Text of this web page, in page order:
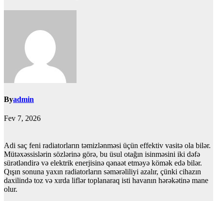
Byadmin
Fev 7, 2026
Adi saç feni radiatorların təmizlənməsi üçün effektiv vasitə ola bilər.
Mütəxəssislərin sözlərinə görə, bu üsul otağın isinməsini iki dəfə
sürətləndirə və elektrik enerjisinə qənaət etməyə kömək edə bilər.
Qışın sonuna yaxın radiatorların səmərəliliyi azalır, çünki cihazın
daxilində toz və xırda liflər toplanaraq isti havanın hərəkətinə mane
olur.